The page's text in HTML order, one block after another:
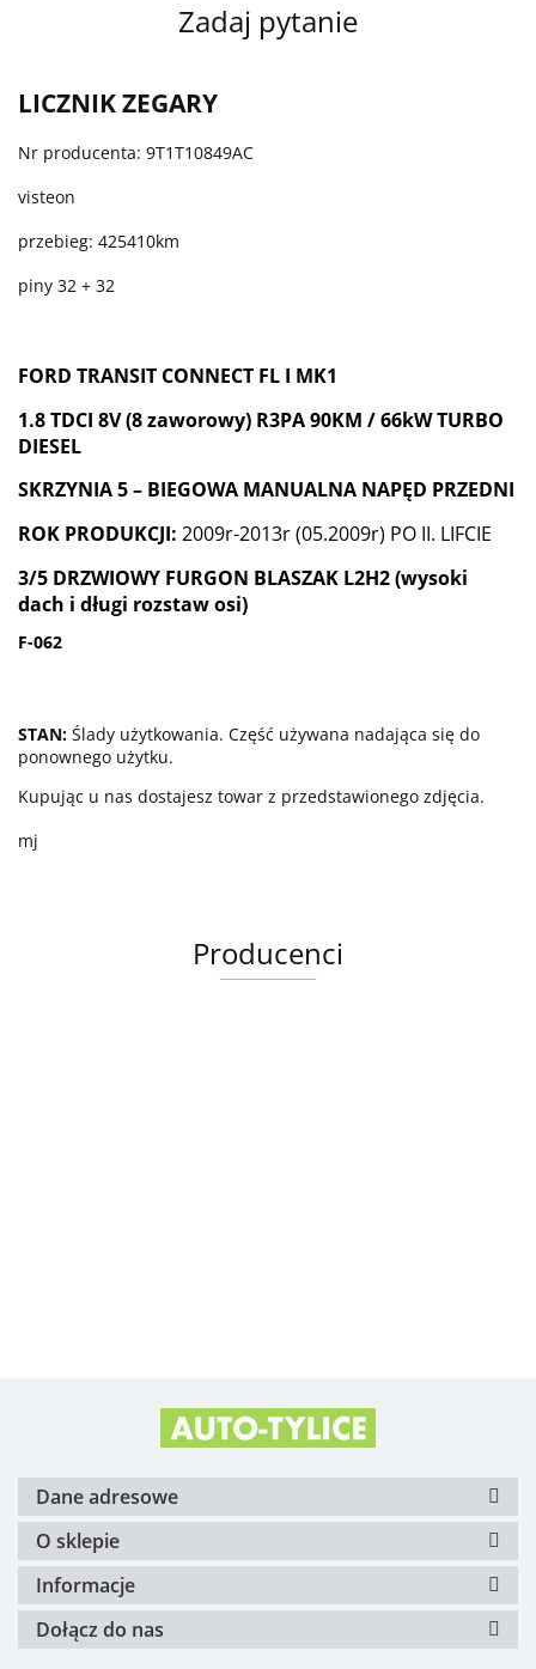
Zadaj pytanie
LICZNIK ZEGARY
Nr producenta: 9T1T10849AC
visteon
przebieg: 425410km
piny 32 + 32
FORD TRANSIT CONNECT FL I MK1
1.8 TDCI 8V (8 zaworowy) R3PA 90KM / 66kW TURBO
DIESEL
SKRZYNIA 5 – BIEGOWA MANUALNA NAPĘD PRZEDNI
ROK PRODUKCJI: 2009r-2013r (05.2009r) PO II. LIFCIE
3/5 DRZWIOWY FURGON BLASZAK L2H2 (wysoki
dach i długi rozstaw osi)
F-062
STAN: Ślady użytkowania. Część używana nadająca się do
ponownego użytku.
Kupując u nas dostajesz towar z przedstawionego zdjęcia.
mj
Producenci
Dane adresowe
O sklepie
Informacje
Dołącz do nas